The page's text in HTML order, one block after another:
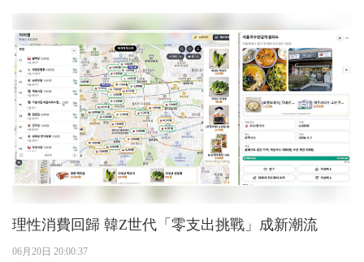
理性消費回歸 韓Z世代「零支出挑戰」成新潮流
06月20日 20:00:37